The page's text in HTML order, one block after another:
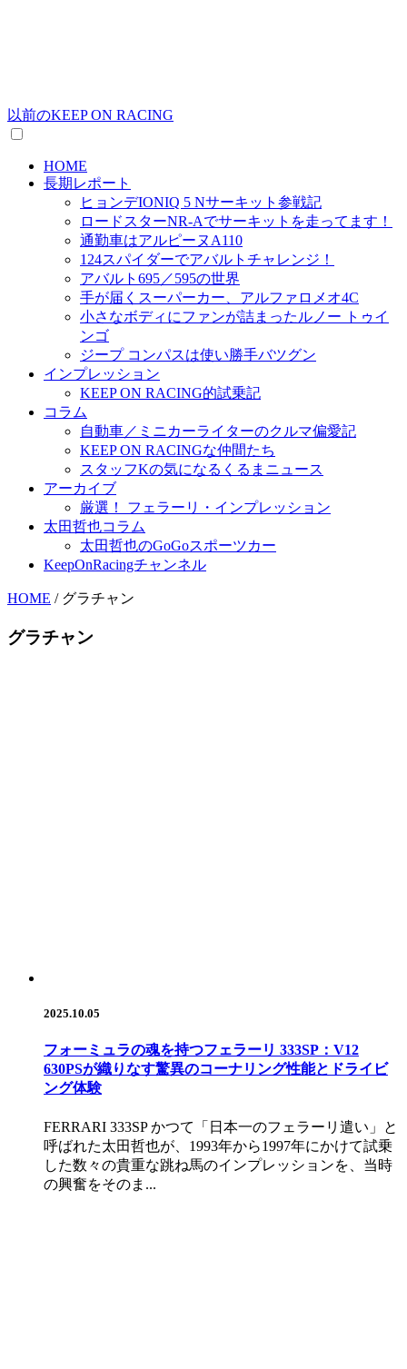
以前のKEEP ON RACING
HOME
長期レポート
ヒョンデIONIQ 5 Nサーキット参戦記
ロードスターNR-Aでサーキットを走ってます！
通勤車はアルピーヌA110
124スパイダーでアバルトチャレンジ！
アバルト695／595の世界
手が届くスーパーカー、アルファロメオ4C
小さなボディにファンが詰まったルノー トゥイ
ンゴ
ジープ コンパスは使い勝手バツグン
インプレッション
KEEP ON RACING的試乗記
コラム
自動車／ミニカーライターのクルマ偏愛記
KEEP ON RACINGな仲間たち
スタッフKの気になるくるまニュース
アーカイブ
厳選！ フェラーリ・インプレッション
太田哲也コラム
太田哲也のGoGoスポーツカー
KeepOnRacingチャンネル
HOME / グラチャン
グラチャン
2025.10.05
フォーミュラの魂を持つフェラーリ 333SP：V12
630PSが織りなす驚異のコーナリング性能とドライビ
ング体験
FERRARI 333SP かつて「日本一のフェラーリ遣い」と
呼ばれた太田哲也が、1993年から1997年にかけて試乗
した数々の貴重な跳ね馬のインプレッションを、当時
の興奮をそのま...